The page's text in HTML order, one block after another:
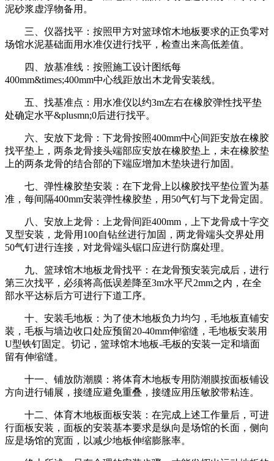
泥砂浆虚浮物备用。
三、仪器找平：按照甲方对篮球馆木地板要求的正负零对
场馆水泥基础面用水准仪进行找平，检查出来高低差值。
四、放基准线：按照施工设计图纸每
400mm&times;400mm中心线距放出木龙骨安装线。
五、找基准点：用水准仪以约3m左右在橡胶弹性找平垫
处确定水平&plusmn;0后进行找平。
六、安放下龙骨：下龙骨按照400mm中心间距安放在橡胶
找平垫上，两条龙骨接头端部应安放在橡胶垫上，未在橡胶垫
上的两条龙骨的结合部的下端应增加木垫块进行加固。
七、弹性橡胶垫安装：在下龙骨上以橡胶找平垫位置为基
准，每间隔400mm安装弹性橡胶垫，用50气钉与下龙骨定固。
八、安放上龙骨：上龙骨间距400mm，上下龙骨成十字交
叉型安装，龙骨用100自钻丝进行加固，两龙骨端头交界处用
50气钉进行连接，对龙骨端头锯口应进行防腐处理。
九、篮球馆木地板龙骨找平：在龙骨预安装完成后，进行
第三次找平，必须将高低误差降至3m水平尺2mm之内，在全
部水平达标后方可进行下道工序。
十、安装毛地板：为了使木地板负力均匀，毛地板直铺安
装，毛板与墙边收口处应预留20-40mm伸缩缝，毛地板安装用
U型铁钉固定。切记，篮球馆木地板-毛板的安装一定和墙面
留有伸缩缝。
十一、铺放防潮膜：将体育木地板专用防潮膜按面板铺设
方向进行铺展，接缝应避免重叠，接缝应用压敏胶带粘连。
十二、体育木地板面板安装：在完成上述工作量后，可进
行面板安装，面板的安装基本要求是纵向是场馆的长面，侧向
应是场馆的宽面，以减少地板伸缩膨胀率。